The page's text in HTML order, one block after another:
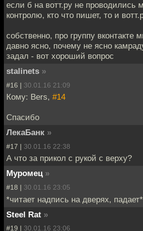
если б на вотт.ру не проводились
контролю, кто что пишет, то и
собственно, про группу вконтакте
давно ясно, почему не ясно
задал - вот хороший вопрос
stalinets »
#16 | 30.01.16 21:09
Кому: Bers, #14
Спасибо
ЛекаБанк »
#17 | 30.01.16 22:38
А что за прикол с рукой с верху?
Муромец »
#18 | 30.01.16 23:05
*читает надпись на дверях, падает*
Steel Rat »
#19 | 30.01.16 23:06